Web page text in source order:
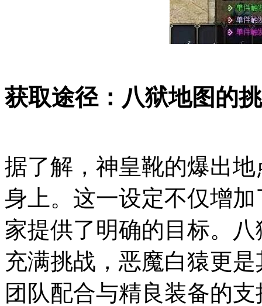
获取途径：八狱地图的
据了解，神皇靴的爆出
身上。这一设定不仅增
家提供了明确的目标。
充满挑战，恶魔白猿更
团队配合与精良装备的支